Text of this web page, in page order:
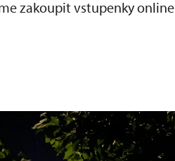
zakoupit vstupenky online